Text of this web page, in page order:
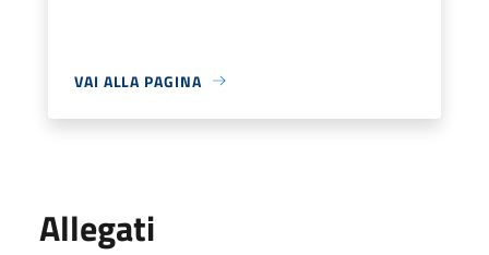
VAI ALLA PAGINA
Allegati